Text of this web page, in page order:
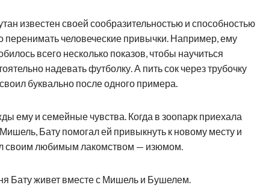
известен своей сообразительностью и способностью
перенимать человеческие привычки. Например, ему
всего несколько показов, чтобы научиться
надевать футболку. А пить сок через трубочку
буквально после одного примера.
ему и семейные чувства. Когда в зоопарк приехала
Бату помогал ей привыкнуть к новому месту и
своим любимым лакомством — изюмом.
Бату живет вместе с Мишель и Бушелем.